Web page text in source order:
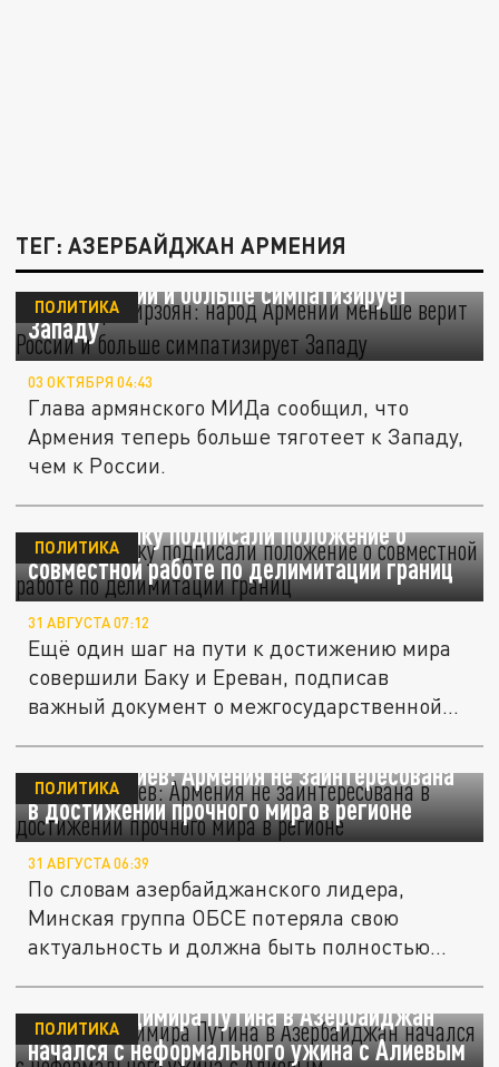
ТЕГ: АЗЕРБАЙДЖАН АРМЕНИЯ
Министр Мирзоян: народ Армении меньше
верит России и больше симпатизирует
Западу
ПОЛИТИКА
03 ОКТЯБРЯ 04:43
Глава армянского МИДа сообщил, что
Армения теперь больше тяготеет к Западу,
чем к России.
Ереван и Баку подписали положение о
совместной работе по делимитации границ
ПОЛИТИКА
31 АВГУСТА 07:12
Ещё один шаг на пути к достижению мира
совершили Баку и Ереван, подписав
важный документ о межгосударственной...
Ильхам Алиев: Армения не заинтересована
в достижении прочного мира в регионе
ПОЛИТИКА
31 АВГУСТА 06:39
По словам азербайджанского лидера,
Минская группа ОБСЕ потеряла свою
актуальность и должна быть полностью...
Визит Владимира Путина в Азербайджан
начался с неформального ужина с Алиевым
ПОЛИТИКА